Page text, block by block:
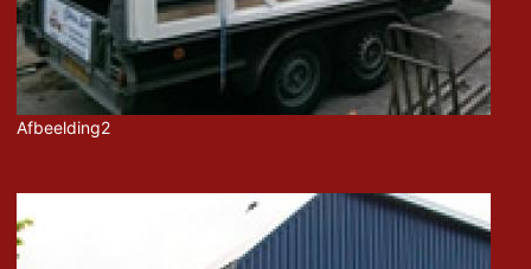
Afbeelding2